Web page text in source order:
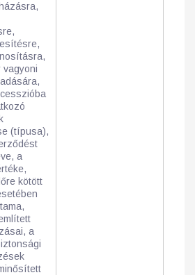
vagyoni
(típusa),
a
kötött
a